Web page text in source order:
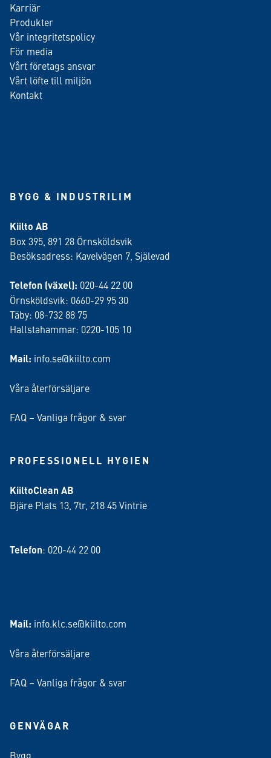
Karriär
Produkter
Vår integritetspolicy
För media
Vårt företags ansvar
Vårt löfte till miljön
Kontakt
BYGG & INDUSTRILIM
Kiilto AB
Box 395, 891 28 Örnsköldsvik
Besöksadress: Kavelvägen 7, Själevad
Telefon (växel): 020-44 22 00
Örnsköldsvik: 0660-29 95 30
Täby: 08-732 88 75
Hallstahammar: 0220-105 10
Mail: info.se@kiilto.com
Våra återförsäljare
FAQ – Vanliga frågor & svar
PROFESSIONELL HYGIEN
KiiltoClean AB
Bjäre Plats 13, 7tr, 218 45 Vintrie
Telefon: 020-44 22 00
Mail: info.klc.se@kiilto.com
Våra återförsäljare
FAQ – Vanliga frågor & svar
GENVÄGAR
Bygg